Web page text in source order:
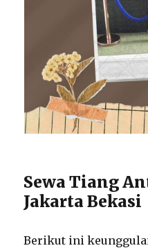
Sewa Tiang
Jakarta Bekasi
Berikut ini